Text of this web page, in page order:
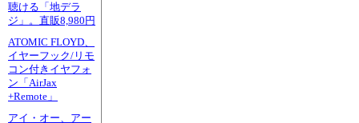
聴ける「地デラ
ジ」。直販8,980円
ATOMIC FLOYD、
イヤーフック/リモ
コン付きイヤフォ
ン「AirJax
+Remote」
アイ・オー、アー